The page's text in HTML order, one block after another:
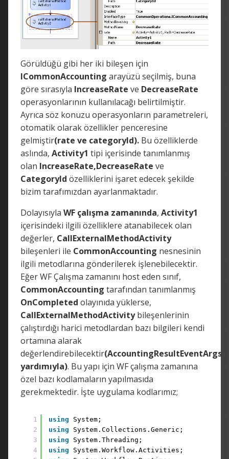
Görüldüğü gibi her iki bileşen için
ICommonAccounting arayüzü seçilmiş, buna
göre sırasıyla IncreaseRate ve DecreaseRate
operasyonlarının kullanılacağı belirtilmiştir.
Ayrıca söz konuzu operasyonların parametreleri,
otomatik olarak özellikler penceresine
gelmiştir(rate ve categoryId). Bu özelliklerde
aslında, Activity1 tipi içerisinde tanımlanmış
olan IncreaseRate,DecreaseRate ve
CategoryId özelliklerini işaret edecek şekilde
bizim tarafımızdan ayarlanmaktadır.
Dolayısıyla WF çalışma zamanında, Activity1
içerisindeki ilgili özelliklere atanabilecek olan
değerler, CallExternalMethodActivity
bileşenleri ile CommonAccounting nesnesinin
ilgili metodlarına gönderilerek işlenebilecektir.
Eğer WF Çalışma zamanını host eden sınıf,
CommonAccounting tarafından tanımlanmış
OnCompleted olayınıda yüklerse,
CallExternalMethodActivitybileşenlerinin
çalıştırdığı harici metodlardan bazı bilgileri kendi
ortamına alarak
değerlendirebilecektir(AccountingResultEventArgs
yardımıyla). Bu yapı için WF çalışma zamanına
özel bazı kodlamaların yapılmasıda
gerekmektedir. İşte uygulama kodlarımız;
1
2
3
4
using
System;
using
System.Collections.Generic;
using
System.Threading;
using
System.Workflow.Activities;